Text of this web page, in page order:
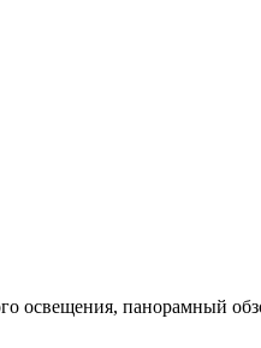
освещения, панорамный